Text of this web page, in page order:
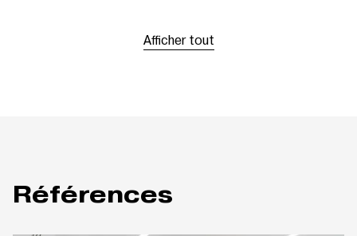
Afficher tout
Références